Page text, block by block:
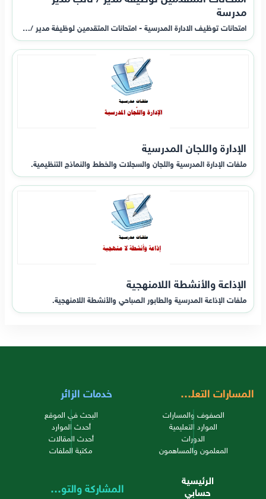
مدرسة
امتحانات توظيف الادارة المدرسية - امتحانات المتقدمين لوظيفة مدير /…
الإدارة واللجان المدرسية
ملفات الإدارة المدرسية واللجان والسجلات والخطط والنماذج التنظيمية.
الإذاعة والأنشطة اللامنهجية
ملفات الإذاعة المدرسية والطابور الصباحي والأنشطة اللامنهجية.
المسارات التعليمية
الصفوف والمسارات
الموارد التعليمية
الدورات
المعلمون والمساهمون
خدمات الزائر
البحث في الموقع
أحدث الموارد
أحدث المقالات
مكتبة الملفات
الرئيسية
حسابي المشاركة والتواصل